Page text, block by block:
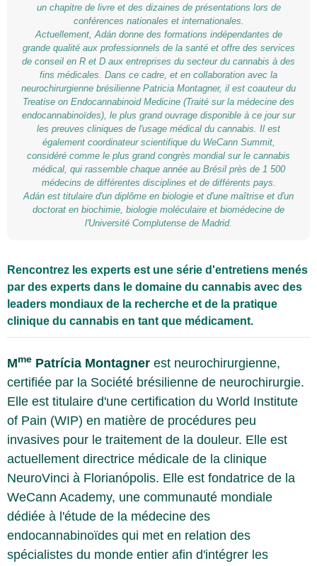
un chapitre de livre et des dizaines de présentations lors de
conférences nationales et internationales.
Actuellement, Adán donne des formations indépendantes de
grande qualité aux professionnels de la santé et offre des services
de conseil en R et D aux entreprises du secteur du cannabis à des
fins médicales. Dans ce cadre, et en collaboration avec la
neurochirurgienne brésilienne Patricia Montagner, il est coauteur du
Treatise on Endocannabinoid Medicine (Traité sur la médecine des
endocannabinoïdes), le plus grand ouvrage disponible à ce jour sur
les preuves cliniques de l'usage médical du cannabis. Il est
également coordinateur scientifique du WeCann Summit,
considéré comme le plus grand congrès mondial sur le cannabis
médical, qui rassemble chaque année au Brésil près de 1 500
médecins de différentes disciplines et de différents pays.
Adán est titulaire d'un diplôme en biologie et d'une maîtrise et d'un
doctorat en biochimie, biologie moléculaire et biomédecine de
l'Université Complutense de Madrid.
Rencontrez les experts est une série d'entretiens menés
par des experts dans le domaine du cannabis avec des
leaders mondiaux de la recherche et de la pratique
clinique du cannabis en tant que médicament.
Mme Patrícia Montagner est neurochirurgienne,
certifiée par la Société brésilienne de neurochirurgie.
Elle est titulaire d'une certification du World Institute
of Pain (WIP) en matière de procédures peu
invasives pour le traitement de la douleur. Elle est
actuellement directrice médicale de la clinique
NeuroVinci à Florianópolis. Elle est fondatrice de la
WeCann Academy, une communauté mondiale
dédiée à l'étude de la médecine des
endocannabinoïdes qui met en relation des
spécialistes du monde entier afin d'intégrer les